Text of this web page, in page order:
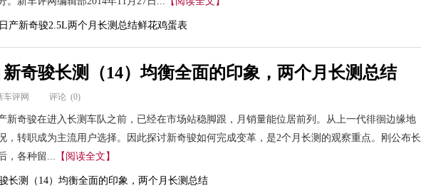
新奇骏长测（14）均衡全面的印象，两个月长测总结
车评网 评论 (0)
新奇骏在进入长测车队之前，已经在市场站稳脚跟，月销量能位居前列。从上一代徘徊边缘地
，转职成为主流用户选择。因此探讨新奇骏如何完成变革，是2个月长测的观察重点。刚公布长
，各种留... 【阅读全文】